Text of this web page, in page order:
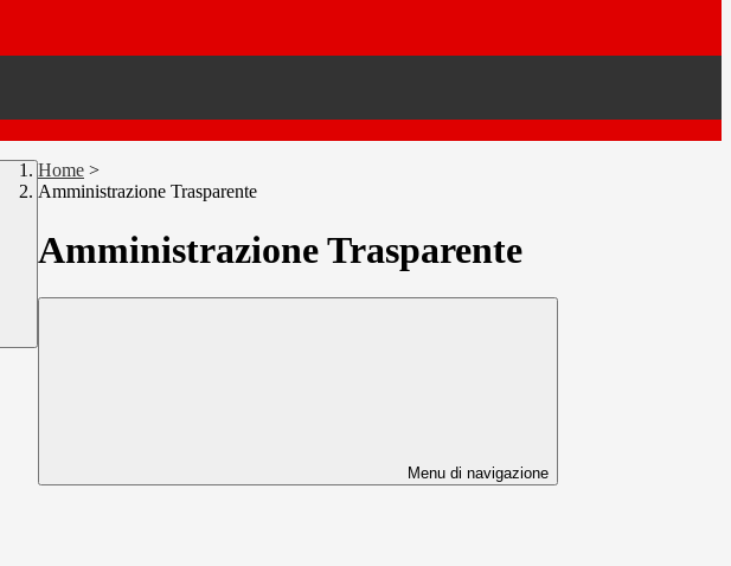
Home >
Amministrazione Trasparente
Amministrazione Trasparente
Menu di navigazione